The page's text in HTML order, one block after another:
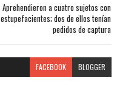
Aprehendieron a cuatro sujetos con
estupefacientes; dos de ellos tenían
pedidos de captura
FACEBOOK BLOGGER